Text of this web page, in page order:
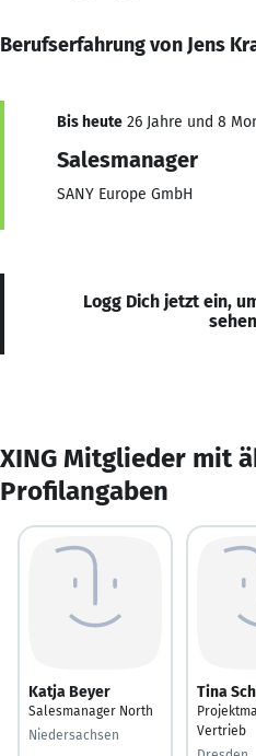
Berufserfahrung von Jens
Bis heute 26 Jahre und 8
Salesmanager
SANY Europe GmbH
Logg Dich jetzt ein,
XING Mitglieder mit
Profilangaben
Katja Beyer
Salesmanager North
Niedersachsen
Tina
Vertrieb